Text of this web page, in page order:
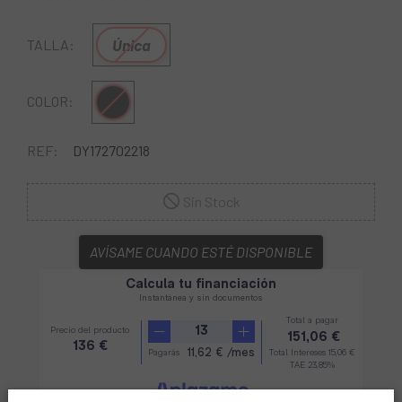
TALLA: Única
COLOR: Negro
REF: DY172702218
AVÍSAME CUANDO ESTÉ DISPONIBLE